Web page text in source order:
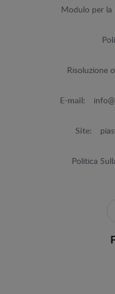
Modulo per
Risoluzione
E-mail:
Site:
Politica